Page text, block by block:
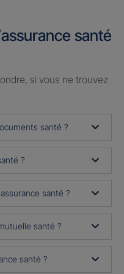
santé
si vous ne trouvez
santé ?
?
santé ?
santé ?
santé ?